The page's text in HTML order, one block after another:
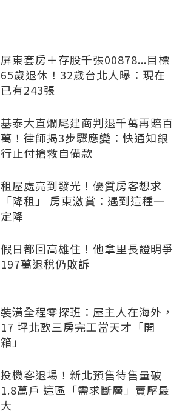
屏東套房＋存股千張00878...目標
65歲退休！32歲台北人曝：現在
已有243張
基泰大直爛尾建商判退千萬再賠百
萬！律師揭3步驟應變：快通知銀
行止付搶救自備款
租屋處亮到發光！優質房客想求
「降租」 房東激賞：遇到這種一
定降
假日都回高雄住！他拿里長證明爭
197萬退稅仍敗訴
裝潢全程零探班：屋主人在海外，
17 坪北歐三房完工當天才「開
箱」
投機客退場！新北預售待售量破
1.8萬戶 這區「需求斷層」賣壓最
大